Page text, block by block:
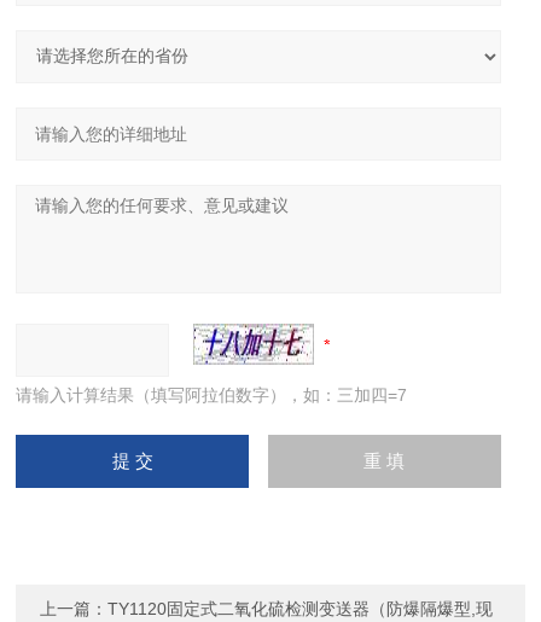
请输入计算结果（填写阿拉伯数字），如：三加四=7
上一篇：TY1120固定式二氧化硫检测变送器（防爆隔爆型,现